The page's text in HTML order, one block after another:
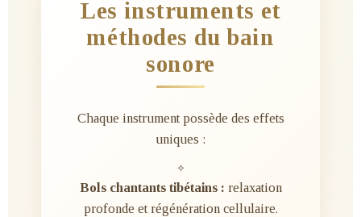
Les instruments et
méthodes du bain
sonore
Chaque instrument possède des effets
uniques :
✧
Bols chantants tibétains : relaxation
profonde et régénération cellulaire.